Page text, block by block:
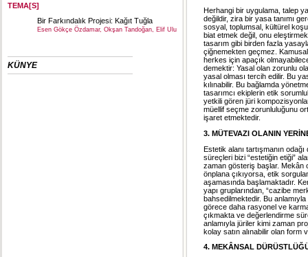
TEMA[S]
Bir Farkındalık Projesi: Kağıt Tuğla
Esen Gökçe Özdamar, Okşan Tandoğan, Elif Ulu
KÜNYE
Herhangi bir uygulama, talep
değildir, zira bir yasa tanımı
sosyal, toplumsal, kültürel
biat etmek değil, onu
tasarım gibi birden fazla
çiğnemekten geçmez.
herkes için apaçık
demektir: Yasal olan zorunlu
yasal olması tercih edilir. Bu
kılınabilir. Bu bağlamda
tasarımcı ekiplerin etik
yetkili gören jüri
müellif seçme zorunluluğunu
işaret etmektedir.
3. MÜTEVAZI OLANIN
Estetik alanı tartışmanın
süreçleri bizi “estetiğin etiği”
zaman gösteriş başlar. Mekân
önplana çıkıyorsa, etik
aşamasında başlamaktadır.
yapı gruplarından, “cazibe
bahsedilmektedir. Bu
görece daha rasyonel ve
çıkmakta ve değerlendirme
anlamıyla jüriler kimi zaman
kolay satın alınabilir olan
4. MEKÂNSAL